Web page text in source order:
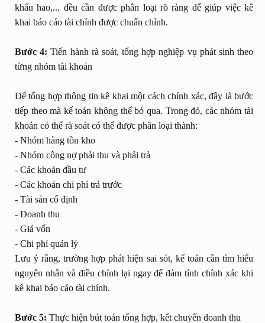
khấu hao,... đều cần được phân loại rõ ràng để giúp việc kê
khai báo cáo tài chính được chuẩn chỉnh.
Bước 4: Tiến hành rà soát, tổng hợp nghiệp vụ phát sinh theo
từng nhóm tài khoản
Để tổng hợp thông tin kê khai một cách chính xác, đây là bước
tiếp theo mà kế toán không thể bỏ qua. Trong đó, các nhóm tài
khoản có thể rà soát có thể được phân loại thành:
- Nhóm hàng tồn kho
- Nhóm công nợ phải thu và phải trả
- Các khoản đầu tư
- Các khoản chi phí trả trước
- Tài sản cố định
- Doanh thu
- Giá vốn
- Chi phí quản lý
Lưu ý rằng, trường hợp phát hiện sai sót, kế toán cần tìm hiểu
nguyên nhân và điều chỉnh lại ngay để đảm tính chính xác khi
kê khai báo cáo tài chính.
Bước 5: Thực hiện bút toán tổng hợp, kết chuyển doanh thu